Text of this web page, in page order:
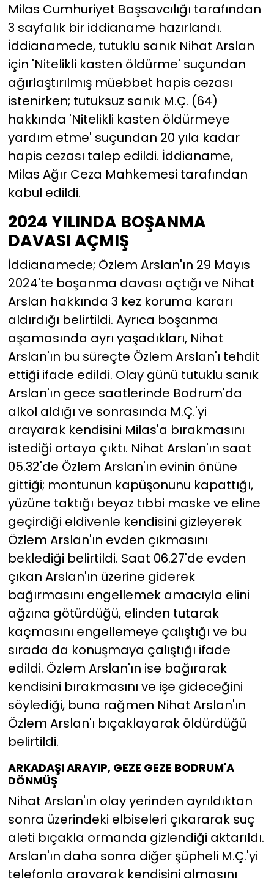
Milas Cumhuriyet Başsavcılığı tarafından
3 sayfalık bir iddianame hazırlandı.
İddianamede, tutuklu sanık Nihat Arslan
için 'Nitelikli kasten öldürme' suçundan
ağırlaştırılmış müebbet hapis cezası
istenirken; tutuksuz sanık M.Ç. (64)
hakkında 'Nitelikli kasten öldürmeye
yardım etme' suçundan 20 yıla kadar
hapis cezası talep edildi. İddianame,
Milas Ağır Ceza Mahkemesi tarafından
kabul edildi.
2024 YILINDA BOŞANMA
DAVASI AÇMIŞ
İddianamede; Özlem Arslan'ın 29 Mayıs
2024'te boşanma davası açtığı ve Nihat
Arslan hakkında 3 kez koruma kararı
aldırdığı belirtildi. Ayrıca boşanma
aşamasında ayrı yaşadıkları, Nihat
Arslan'ın bu süreçte Özlem Arslan'ı tehdit
ettiği ifade edildi. Olay günü tutuklu sanık
Arslan'ın gece saatlerinde Bodrum'da
alkol aldığı ve sonrasında M.Ç.'yi
arayarak kendisini Milas'a bırakmasını
istediği ortaya çıktı. Nihat Arslan'ın saat
05.32'de Özlem Arslan'ın evinin önüne
gittiği; montunun kapüşonunu kapattığı,
yüzüne taktığı beyaz tıbbi maske ve eline
geçirdiği eldivenle kendisini gizleyerek
Özlem Arslan'ın evden çıkmasını
beklediği belirtildi. Saat 06.27'de evden
çıkan Arslan'ın üzerine giderek
bağırmasını engellemek amacıyla elini
ağzına götürdüğü, elinden tutarak
kaçmasını engellemeye çalıştığı ve bu
sırada da konuşmaya çalıştığı ifade
edildi. Özlem Arslan'ın ise bağırarak
kendisini bırakmasını ve işe gideceğini
söylediği, buna rağmen Nihat Arslan'ın
Özlem Arslan'ı bıçaklayarak öldürdüğü
belirtildi.
ARKADAŞI ARAYIP, GEZE GEZE BODRUM'A
DÖNMÜŞ
Nihat Arslan'ın olay yerinden ayrıldıktan
sonra üzerindeki elbiseleri çıkararak suç
aleti bıçakla ormanda gizlendiği aktarıldı.
Arslan'ın daha sonra diğer şüpheli M.Ç.'yi
telefonla arayarak kendisini almasını